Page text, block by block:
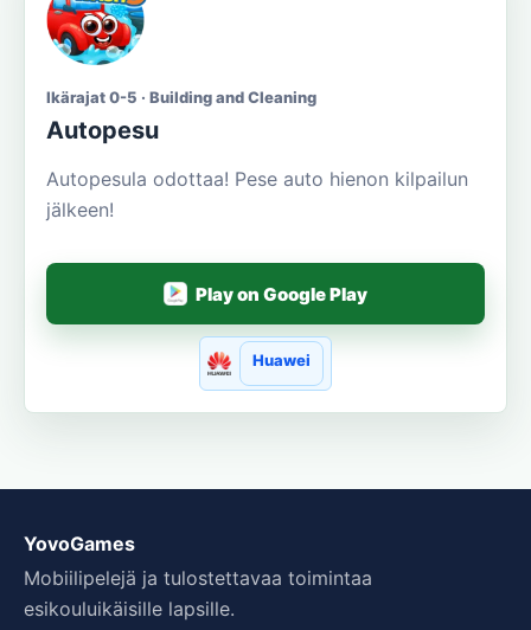
Ikärajat 0-5 · Building and Cleaning
Autopesu
Autopesula odottaa! Pese auto hienon kilpailun
jälkeen!
Play on Google Play
Huawei
YovoGames
Mobiilipelejä ja tulostettavaa toimintaa
esikouluikäisille lapsille.